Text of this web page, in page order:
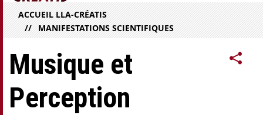
ACCUEIL LLA-CRÉATIS
MANIFESTATIONS SCIENTIFIQUES
Musique et
Perception